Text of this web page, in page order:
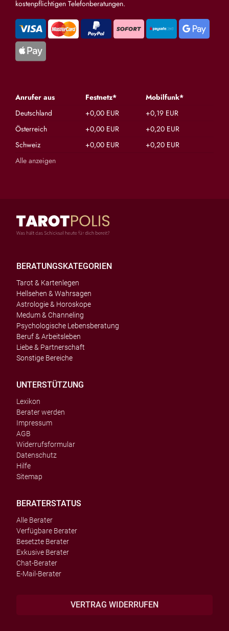
kostenpflichtigen Telefonberatungen.
Anrufer aus Festnetz*
Mobilfunk*
Deutschland
+0,00 EUR
+0,19 EUR
Österreich
+0,00 EUR
+0,20 EUR
Schweiz
+0,00 EUR
+0,20 EUR
Alle anzeigen
BERATUNGSKATEGORIEN
Tarot & Kartenlegen
Hellsehen & Wahrsagen
Astrologie & Horoskope
Medum & Channeling
Psychologische Lebensberatung
Beruf & Arbeitsleben
Liebe & Partnerschaft
Sonstige Bereiche
UNTERSTÜTZUNG
Lexikon
Berater werden
Impressum
AGB
Widerrufsformular
Datenschutz
Hilfe
Sitemap
BERATERSTATUS
Alle Berater
Verfügbare Berater
Besetzte Berater
Exkusive Berater
Chat-Berater
E-Mail-Berater
VERTRAG WIDERRUFEN